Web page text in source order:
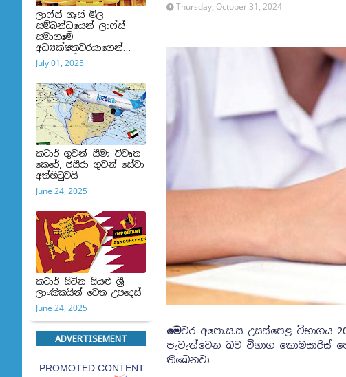
ලාෆ්ස් ගෑස් මිල
සම්බන්ධයෙන් ලාෆ්ස්
සමාගමේ
අධ්‍යක්ෂකවරයාගෙන්
ප්‍රකාශයක්
July 01, 2025
කටාර් ගුවන් සීමා විවෘත
කෙරේ, ජසීරා ගුවන් සේවා
අත්හි‍ටුවයි
June 24, 2025
කටාර් සිටින සියළු ශ්‍රී
ලාංකිකයින් වෙත උපදෙස්
June 24, 2025
ADVERTISEMENT
Thursday, October 31, 2024
මෙවර අපො.ස.ස උසස්පෙළ විභාගය
පැවැත්වෙන බව විභාග කොමසාරිස්
තිබෙනවා.